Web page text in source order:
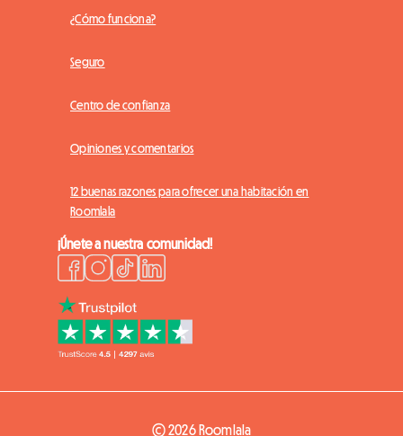
¿Cómo funciona?
Seguro
Centro de confianza
Opiniones y comentarios
12 buenas razones para ofrecer una habitación en
Roomlala
¡Únete a nuestra comunidad!
© 2026 Roomlala